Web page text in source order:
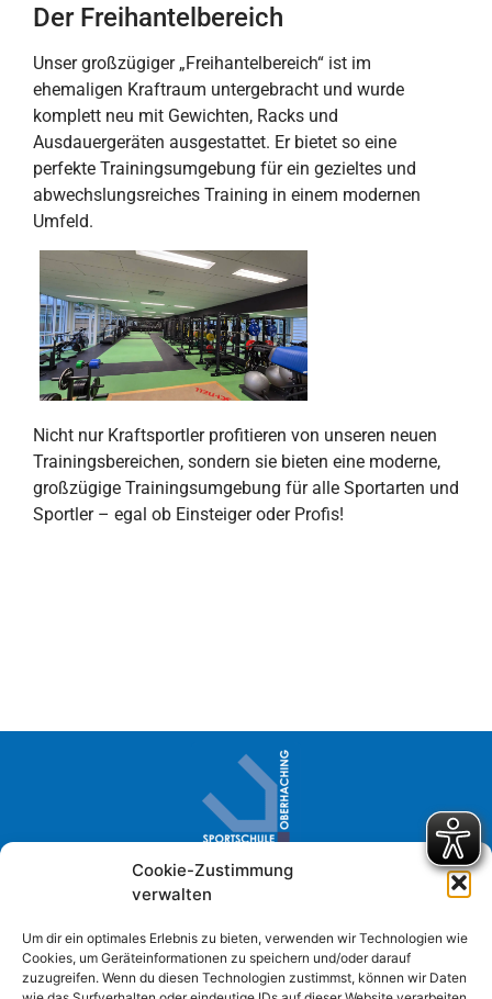
Cookie-Zustimmung
verwalten
Um dir ein optimales Erlebnis zu bieten, verwenden wir Technologien wie
Cookies, um Geräteinformationen zu speichern und/oder darauf
zuzugreifen. Wenn du diesen Technologien zustimmst, können wir Daten
Der Freihantelbereich
Unser großzügiger „Freihantelbereich“ ist im
ehemaligen Kraftraum untergebracht und wurde
komplett neu mit Gewichten, Racks und
Ausdauergeräten ausgestattet. Er bietet so eine
perfekte Trainingsumgebung für ein gezieltes und
abwechslungsreiches Training in einem modernen
Umfeld.
Nicht nur Kraftsportler profitieren von unseren neuen
Trainingsbereichen, sondern sie bieten eine moderne,
großzügige Trainingsumgebung für alle Sportarten und
Sportler – egal ob Einsteiger oder Profis!
Sportschule Oberhaching · Im Loh 2
+49 (0) 89 61384-0
info@sportschule-oberhaching.de